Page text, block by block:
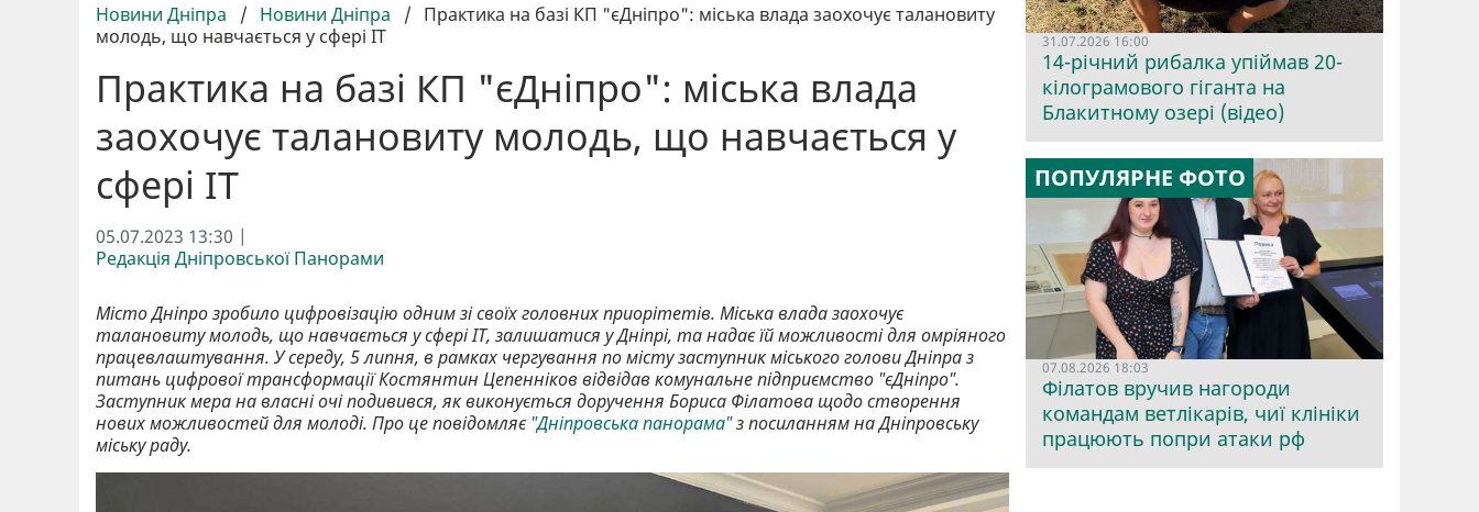
Новини Дніпра / Новини Дніпра / Практика на базі КП "єДніпро": міська влада заохочує талановиту
молодь, що навчається у сфері ІТ
Практика на базі КП "єДніпро": міська влада
заохочує талановиту молодь, що навчається у
сфері ІТ
05.07.2023 13:30 |
Редакція Дніпровської Панорами
Місто Дніпро зробило цифровізацію одним зі своїх головних приорітетів. Міська влада заохочує
талановиту молодь, що навчається у сфері ІТ, залишатися у Дніпрі, та надає їй можливості для омріяного
працевлаштування. У середу, 5 липня, в рамках чергування по місту заступник міського голови Дніпра з
питань цифрової трансформації Костянтин Цепенніков відвідав комунальне підприємство "єДніпро".
Заступник мера на власні очі подивився, як виконується доручення Бориса Філатова щодо створення
нових можливостей для молоді. Про це повідомляє"Дніпровська панорама"з посиланням на Дніпровську
міську раду.
31.07.2026 16:00
14-річний рибалка упіймав 20-
кілограмового гіганта на
Блакитному озері (відео)
ПОПУЛЯРНЕ ФОТО
07.08.2026 18:03
Філатов вручив нагороди
командам ветлікарів, чиї клініки
працюють попри атаки рф